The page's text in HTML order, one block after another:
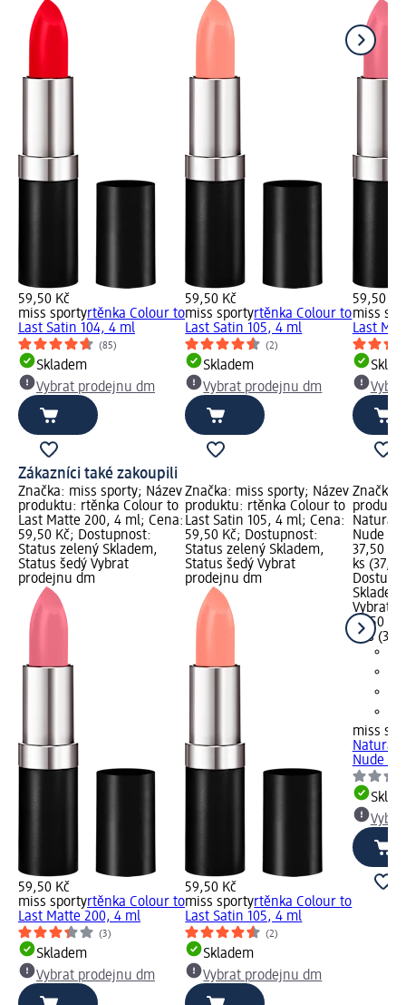
59,50 Kč
miss sportyrtěnka Colour to
Last Satin 104, 4 ml
(85)
Skladem
Vybrat prodejnu dm
59,50 Kč
miss sportyrtěnka Colour to
Last Satin 105, 4 ml
(2)
Skladem
Vybrat prodejnu dm
59,50 Kč
miss
Last
Zákazníci také zakoupili
Značka: miss sporty; Název
produktu: rtěnka Colour to
Last Matte 200, 4 ml; Cena:
59,50 Kč; Dostupnost:
Status zelený Skladem,
Status šedý Vybrat
prodejnu dm
59,50 Kč
miss sportyrtěnka Colour to
Last Matte 200, 4 ml
(3)
Skladem
Vybrat prodejnu dm
Značka: miss sporty; Název
produktu: rtěnka Colour to
Last Satin 105, 4 ml; Cena:
59,50 Kč; Dostupnost:
Status zelený Skladem,
Status šedý Vybrat
prodejnu dm
59,50 Kč
miss sportyrtěnka Colour to
Last Satin 105, 4 ml
(2)
Skladem
Vybrat prodejnu dm
Značka:
Nude
37,50
ks
Vybrat
37,50 Kč
1 ks
miss
Nude